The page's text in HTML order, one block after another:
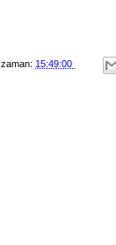
zaman: 15:49:00